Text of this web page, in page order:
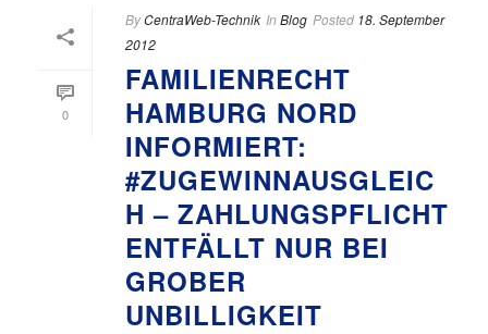
0
ByCentraWeb-Technik In Blog Posted 18. September
2012
FAMILIENRECHT
HAMBURG NORD
INFORMIERT:
#ZUGEWINNAUSGLEIC
H – ZAHLUNGSPFLICHT
ENTFÄLLT NUR BEI
GROBER
UNBILLIGKEIT